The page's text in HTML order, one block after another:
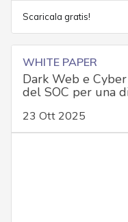
Scaricala gratis!
WHITE PAPER
Dark Web e
del SOC per una
23 Ott 2025